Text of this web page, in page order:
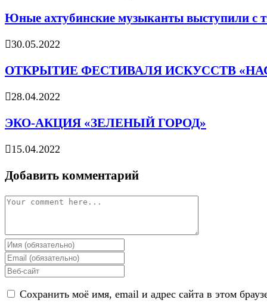
Юные ахтубинские музыканты выступили с
30.05.2022
ОТКРЫТИЕ ФЕСТИВАЛЯ ИСКУССТВ
28.04.2022
ЭКО-АКЦИЯ «ЗЕЛЕНЫЙ ГОРОД»
15.04.2022
Добавить комментарий
Comment
Enter
your
name
or
username
Enter
your
address
Enter
website
Сохранить моё имя, email и адрес сайта в этом